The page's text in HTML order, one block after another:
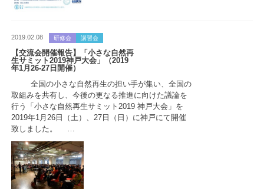
2019.02.08 研修会 講習会
【交流会開催報告】「小さな自然再
生サミット2019神戸大会」（2019
年1月26-27日開催）
全国の小さな自然再生の担い手が集い、全国の
取組みを共有し、今後の更なる推進に向けた議論を
行う「小さな自然再生サミット2019 神戸大会」を
2019年1月26日（土）、27日（日）に神戸にて開催
致しました。 …